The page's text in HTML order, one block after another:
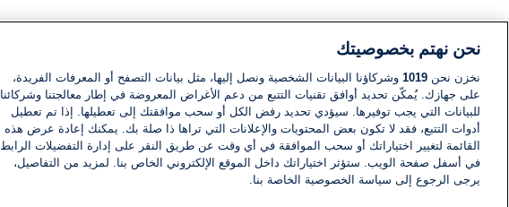
نحن نهتم بخصوصيتك
نخزن نحن 1019 وشركاؤنا البيانات الشخصية ونصل إليها، مثل بيانات التصفح أو المعرفات الفريدة،
على جهازك. يُمكّن تحديد أوافق تقنيات التتبع من دعم الأغراض المعروضة في إطار معالجتنا وشركائنا
للبيانات التي يجب توفيرها. سيؤدي تحديد رفض الكل أو سحب موافقتك إلى تعطيلها. إذا تم تعطيل
أدوات التتبع، فقد لا تكون بعض المحتويات والإعلانات التي تراها ذا صلة بك. يمكنك إعادة عرض هذه
القائمة لتغيير اختياراتك أو سحب الموافقة في أي وقت عن طريق النقر على إدارة التفضيلات الرابط
في أسفل صفحة الويب. ستؤثر اختياراتك داخل الموقع الإلكتروني الخاص بنا. لمزيد من التفاصيل،
يرجى الرجوع إلى سياسة الخصوصية الخاصة بنا.